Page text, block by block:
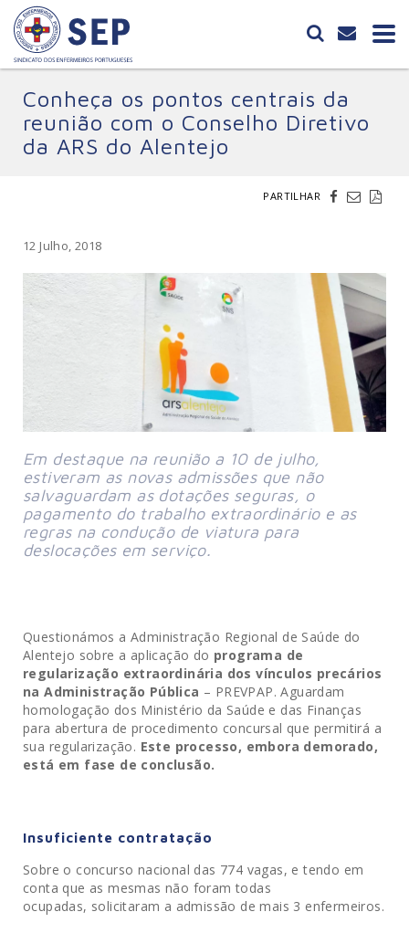
Conheça os pontos centrais da
reunião com o Conselho Diretivo
da ARS do Alentejo
PARTILHAR
12 Julho, 2018
Em destaque na reunião a 10 de julho,
estiveram as novas admissões que não
salvaguardam as dotações seguras, o
pagamento do trabalho extraordinário e as
regras na condução de viatura para
deslocações em serviço.
Questionámos a Administração Regional de Saúde do
Alentejo sobre a aplicação do programa de
regularização extraordinária dos vínculos precários
na Administração Pública – PREVPAP. Aguardam
homologação dos Ministério da Saúde e das Finanças
para abertura de procedimento concursal que permitirá a
sua regularização. Este processo, embora demorado,
está em fase de conclusão.
Insuficiente contratação
Sobre o concurso nacional das 774 vagas, e tendo em
conta que as mesmas não foram todas
ocupadas, solicitaram a admissão de mais 3 enfermeiros.